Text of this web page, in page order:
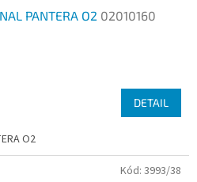
PANTERA O2 02010160
DETAIL
O2
Kód: 3993/38